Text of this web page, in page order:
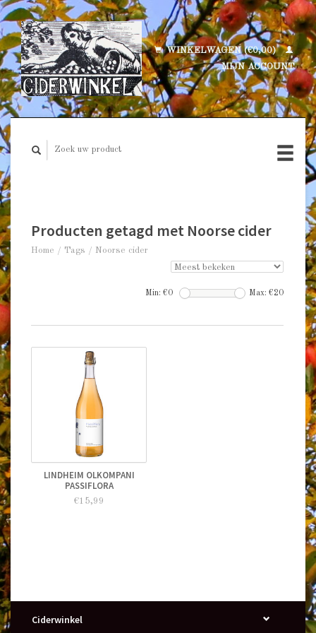
WINKELWAGEN (€0,00)
MIJN ACCOUNT
Producten getagd met Noorse cider
Home / Tags / Noorse cider
Min: €0 Max: €20
LINDHEIM OLKOMPANI
PASSIFLORA
€15,99
Ciderwinkel